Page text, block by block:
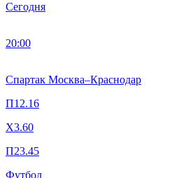
Сегодня
20:00
Спартак Москва–Краснодар
П1 2.16
X3.60
П23.45
Футбол